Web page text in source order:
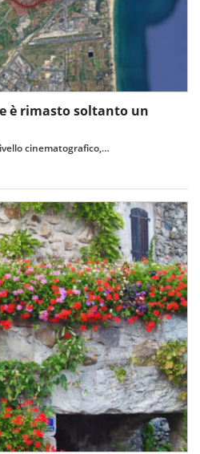
è rimasto soltanto un
cinematografico,…